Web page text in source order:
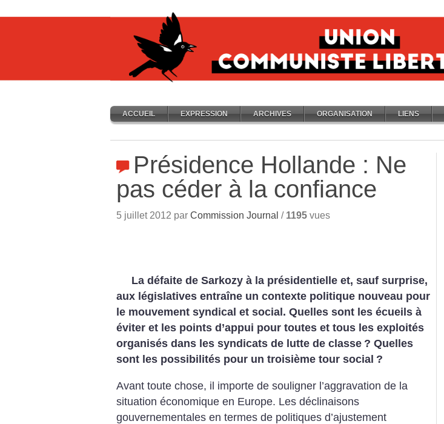
ACCUEIL EXPRESSION ARCHIVES ORGANISATION LIENS
Présidence Hollande : Ne
pas céder à la confiance
5 juillet 2012 par Commission Journal / 1195 vues
La défaite de Sarkozy à la présidentielle et, sauf surprise,
aux législatives entraîne un contexte politique nouveau pour
le mouvement syndical et social. Quelles sont les écueils à
éviter et les points d’appui pour toutes et tous les exploités
organisés dans les syndicats de lutte de classe ? Quelles
sont les possibilités pour un troisième tour social ?
Avant toute chose, il importe de souligner l’aggravation de la
situation économique en Europe. Les déclinaisons
gouvernementales en termes de politiques d’ajustement